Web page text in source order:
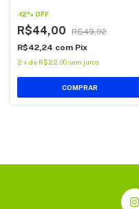
-12% OFF
R$44,00
R$49,92
R$42,24 com Pix
2 x de R$22,00 sem juros